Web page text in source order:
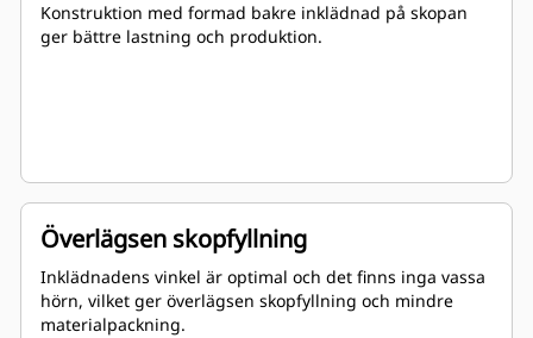
Konstruktion med formad bakre inklädnad på skopan
ger bättre lastning och produktion.
Överlägsen skopfyllning
Inklädnadens vinkel är optimal och det finns inga vassa
hörn, vilket ger överlägsen skopfyllning och mindre
materialpackning.